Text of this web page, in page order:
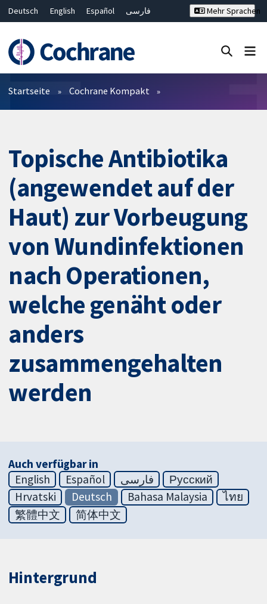
Deutsch English Español
فارسی
Bahasa Malaysia
ไทย
繁體中文
简体中文
Mehr Sprachen
Filter
Startseite Cochrane Kompakt
Topische Antibiotika
(angewendet auf der
Haut) zur Vorbeugung
von Wundinfektionen
nach Operationen,
welche genäht oder
anders
zusammengehalten
werden
Auch verfügbar in
English
Español فارسی
Русский
Hrvatski
Deutsch Bahasa Malaysia
ไทย
繁體中文
简体中文
Hintergrund